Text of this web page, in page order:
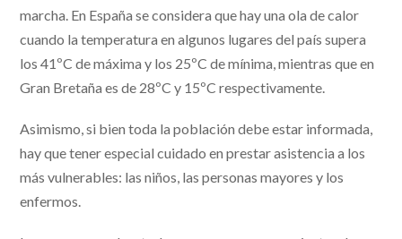
marcha. En España se considera que hay una ola de calor
cuando la temperatura en algunos lugares del país supera
los 41ºC de máxima y los 25ºC de mínima, mientras que en
Gran Bretaña es de 28ºC y 15ºC respectivamente.
Asimismo, si bien toda la población debe estar informada,
hay que tener especial cuidado en prestar asistencia a los
más vulnerables: las niños, las personas mayores y los
enfermos.